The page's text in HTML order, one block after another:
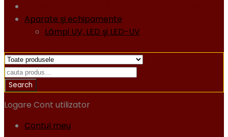
Aparate şi echipamente
Lămpi UV, LED şi LED-UV
Logare Cont utilizator
Contul meu